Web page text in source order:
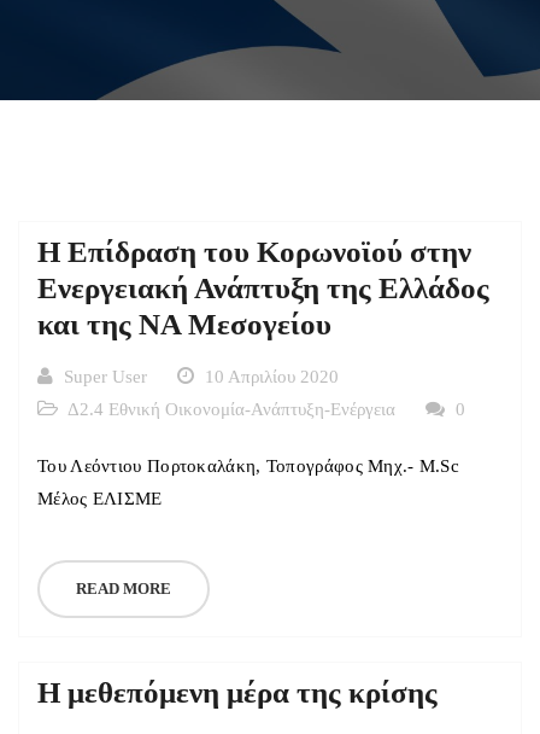
Η Επίδραση του Κορωνοϊού στην
Ενεργειακή Ανάπτυξη της Ελλάδος
και της ΝΑ Μεσογείου
Super User
10 Απριλίου 2020
Δ2.4 Εθνική Οικονομία-Ανάπτυξη-Ενέργεια
0
Του Λεόντιου Πορτοκαλάκη, Τοπογράφος Μηχ.- M.Sc
Μέλος ΕΛΙΣΜΕ
READ MORE
Η μεθεπόμενη μέρα της κρίσης